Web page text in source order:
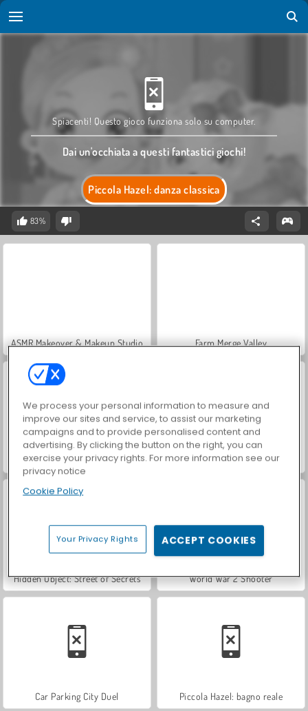
Piccola Hazel: danza classica
Spiacenti! Questo gioco funziona solo su computer.
Dai un'occhiata a questi fantastici giochi!
83%
ASMR Makeover & Makeup Studio Farm Merge Valley
VegaMix Da Vinci Puzzles Royal Story
Hidden Object: Street of Secrets World War 2 Shooter
Car Parking City Duel Piccola Hazel: bagno reale
We process your personal information to measure and
improve our sites and service, to assist our marketing
campaigns and to provide personalised content and
advertising. By clicking the button on the right, you can
exercise your privacy rights. For more information see our
privacy notice
Cookie Policy
Your Privacy Rights ACCEPT COOKIES